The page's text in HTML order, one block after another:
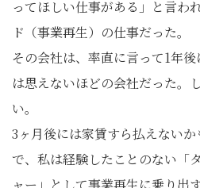
ってほしい仕事がある」と言わ
ド（事業再生）の仕事だった。
その会社は、率直に言って1年
は思えないほどの会社だった。
い。
3ヶ月後には家賃すら払えない
で、私は経験したことのない「